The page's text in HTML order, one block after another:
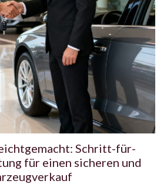
Schritt-für-
für einen sicheren und